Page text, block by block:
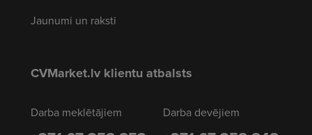
Jaunumi un raksti
CVMarket.lv klientu atbalsts
Darba meklētājiem Darba devējiem